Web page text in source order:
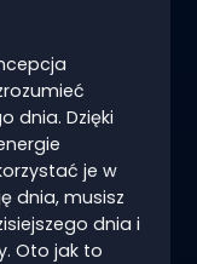
dnia. Dzięki
je w
dnia, musisz
dnia i
Oto jak to